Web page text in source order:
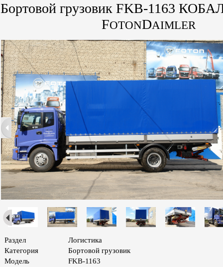
Бортовой грузовик FKB-1163
FOTONDAIMLER
Раздел
Логистика
Категория
Бортовой грузовик
Модель
FKB-1163